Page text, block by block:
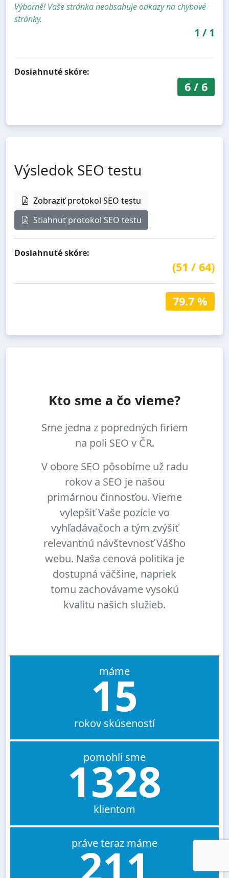
Výborně! Vaše stránka neobsahuje odkazy na chybové
stránky.
1 / 1
Dosiahnuté skóre:
6/ 6
Výsledok SEO testu
Zobraziť protokol SEO testu
Stiahnuť protokol SEO testu
Dosiahnuté skóre:
(51 / 64)
79.7 %
Kto sme a čo vieme?
Sme jedna z popredných firiem
na poli SEO v ČR.
V obore SEO pôsobíme už radu
rokov a SEO je našou
primárnou činnosťou. Vieme
vylepšiť Vaše pozície vo
vyhľadávačoch a tým zvýšiť
relevantnú návštevnosť Vášho
webu. Naša cenová politika je
dostupná väčšine, napriek
tomu zachovávame vysokú
kvalitu našich služieb.
máme
15
rokov skúseností
pomohli sme
1328
klientom
práve teraz máme